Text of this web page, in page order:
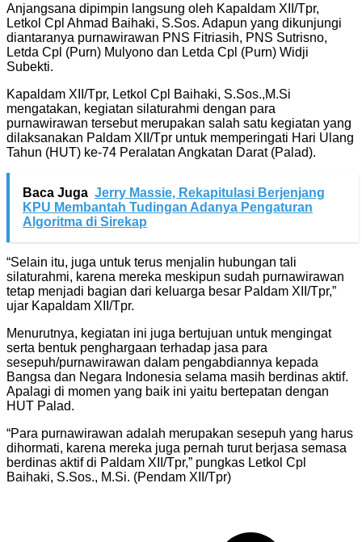
Anjangsana dipimpin langsung oleh Kapaldam XII/Tpr,
Letkol Cpl Ahmad Baihaki, S.Sos. Adapun yang dikunjungi
diantaranya purnawirawan PNS Fitriasih, PNS Sutrisno,
Letda Cpl (Purn) Mulyono dan Letda Cpl (Purn) Widji
Subekti.
Kapaldam XII/Tpr, Letkol Cpl Baihaki, S.Sos.,M.Si
mengatakan, kegiatan silaturahmi dengan para
purnawirawan tersebut merupakan salah satu kegiatan yang
dilaksanakan Paldam XII/Tpr untuk memperingati Hari Ulang
Tahun (HUT) ke-74 Peralatan Angkatan Darat (Palad).
Baca Juga Jerry Massie, Rekapitulasi Berjenjang
KPU Membantah Tudingan Adanya Pengaturan
Algoritma di Sirekap
“Selain itu, juga untuk terus menjalin hubungan tali
silaturahmi, karena mereka meskipun sudah purnawirawan
tetap menjadi bagian dari keluarga besar Paldam XII/Tpr,”
ujar Kapaldam XII/Tpr.
Menurutnya, kegiatan ini juga bertujuan untuk mengingat
serta bentuk penghargaan terhadap jasa para
sesepuh/purnawirawan dalam pengabdiannya kepada
Bangsa dan Negara Indonesia selama masih berdinas aktif.
Apalagi di momen yang baik ini yaitu bertepatan dengan
HUT Palad.
“Para purnawirawan adalah merupakan sesepuh yang harus
dihormati, karena mereka juga pernah turut berjasa semasa
berdinas aktif di Paldam XII/Tpr,” pungkas Letkol Cpl
Baihaki, S.Sos., M.Si. (Pendam XII/Tpr)